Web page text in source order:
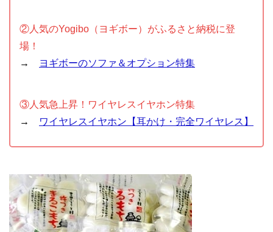
②人気のYogibo（ヨギボー）がふるさと納税に登
場！
→
ヨギボーのソファ＆オプション特集
③人気急上昇！ワイヤレスイヤホン特集
→
ワイヤレスイヤホン【耳かけ・完全ワイヤレス】